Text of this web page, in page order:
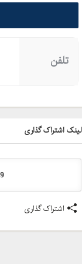
تلفن
اشتراک گذاری
اشتراک گذاری